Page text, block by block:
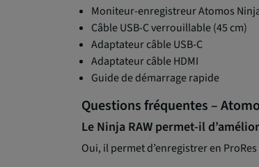
Moniteur-enregistreur Atomos
Câble USB-C verrouillable (45 cm)
Adaptateur câble USB-C
Adaptateur câble HDMI
Guide de démarrage rapide
Questions fréquentes –
Le Ninja RAW permet-il
Oui, il permet d’enregistrer en